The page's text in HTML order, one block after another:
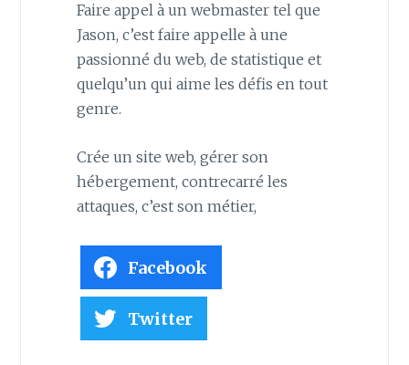
Faire appel à un webmaster tel que
Jason, c’est faire appelle à une
passionné du web, de statistique et
quelqu’un qui aime les défis en tout
genre.
Crée un site web, gérer son
hébergement, contrecarré les
attaques, c’est son métier,
Facebook
Twitter